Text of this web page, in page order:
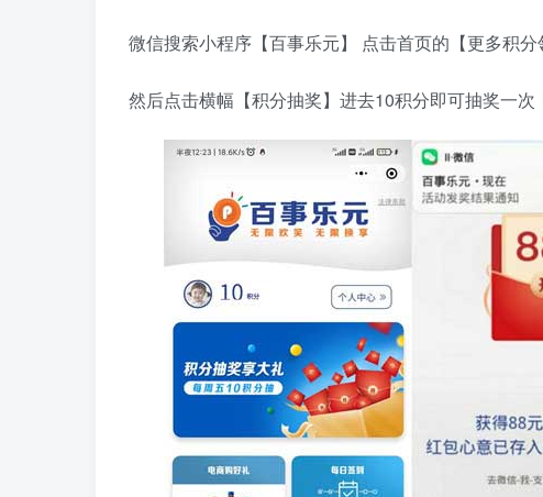
微信搜索小程序【百事乐元】 点击首页的【更多积
然后点击横幅【积分抽奖】进去10积分即可抽奖一次